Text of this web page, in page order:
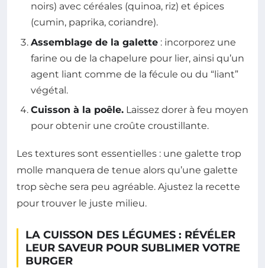
noirs) avec céréales (quinoa, riz) et épices
(cumin, paprika, coriandre).
Assemblage de la galette : incorporez une
farine ou de la chapelure pour lier, ainsi qu’un
agent liant comme de la fécule ou du “liant”
végétal.
Cuisson à la poêle. Laissez dorer à feu moyen
pour obtenir une croûte croustillante.
Les textures sont essentielles : une galette trop
molle manquera de tenue alors qu’une galette
trop sèche sera peu agréable. Ajustez la recette
pour trouver le juste milieu.
LA CUISSON DES LÉGUMES : RÉVÉLER
LEUR SAVEUR POUR SUBLIMER VOTRE
BURGER